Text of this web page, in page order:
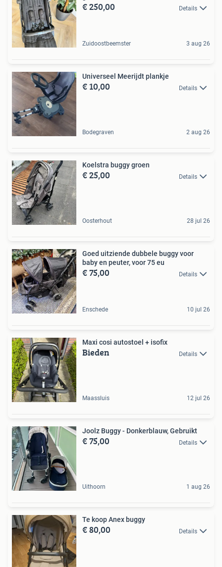
€ 250,00 Details
Zuidoostbeemster 3 aug 26
Universeel Meerijdt plankje
€ 10,00 Details
Bodegraven 2 aug 26
Koelstra buggy groen
€ 25,00 Details
Oosterhout 28 jul 26
Goed uitziende dubbele buggy voor
baby en peuter, voor 75 eu
€ 75,00 Details
Enschede 10 jul 26
Maxi cosi autostoel + isofix
Bieden Details
Maassluis 12 jul 26
Joolz Buggy - Donkerblauw, Gebruikt
€ 75,00 Details
Uithoorn 1 aug 26
Te koop Anex buggy
€ 80,00 Details